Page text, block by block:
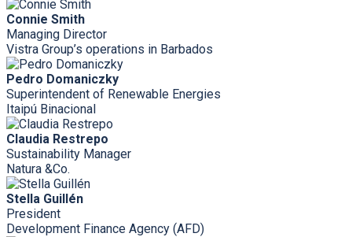
Connie Smith
Managing Director
Vistra Group’s operations in Barbados
Pedro Domaniczky
Superintendent of Renewable Energies
Itaipú Binacional
Claudia Restrepo
Sustainability Manager
Natura &Co.
Stella Guillén
President
Development Finance Agency (AFD)